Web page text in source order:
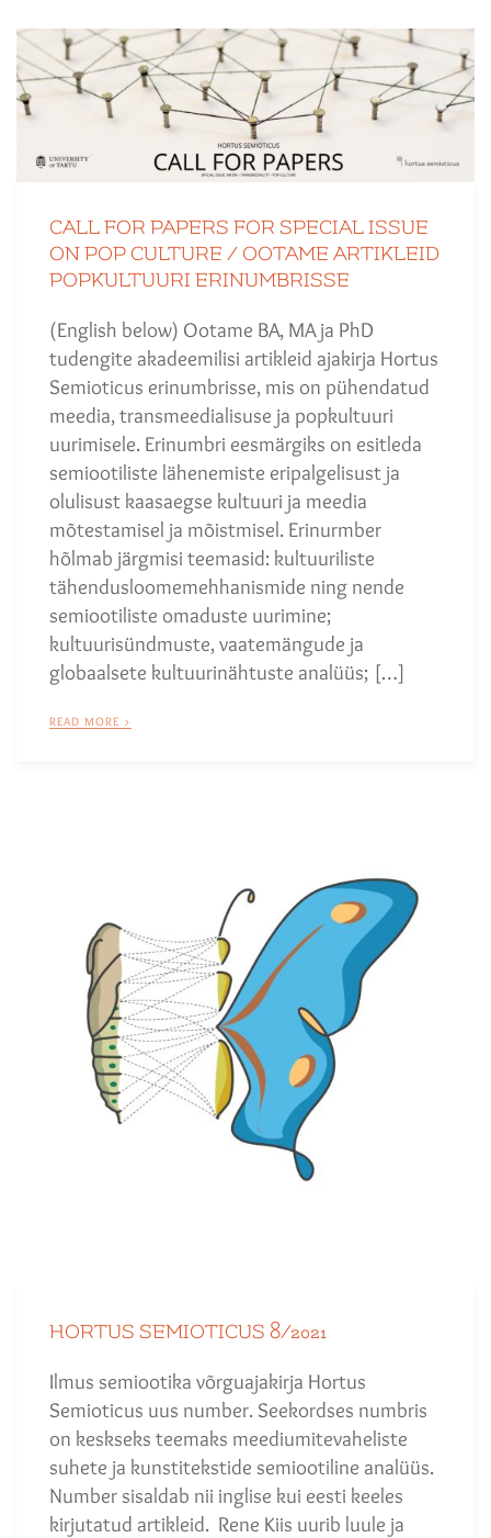
CALL FOR PAPERS FOR SPECIAL ISSUE
ON POP CULTURE / OOTAME ARTIKLEID
POPKULTUURI ERINUMBRISSE
(English below) Ootame BA, MA ja PhD
tudengite akadeemilisi artikleid ajakirja Hortus
Semioticus erinumbrisse, mis on pühendatud
meedia, transmeedialisuse ja popkultuuri
uurimisele. Erinumbri eesmärgiks on esitleda
semiootiliste lähenemiste eripalgelisust ja
olulisust kaasaegse kultuuri ja meedia
mõtestamisel ja mõistmisel. Erinurmber
hõlmab järgmisi teemasid: kultuuriliste
tähendusloomemehhanismide ning nende
semiootiliste omaduste uurimine;
kultuurisündmuste, vaatemängude ja
globaalsete kultuurinähtuste analüüs; […]
READ MORE >
HORTUS SEMIOTICUS 8/2021
Ilmus semiootika võrguajakirja Hortus
Semioticus uus number. Seekordses numbris
on keskseks teemaks meediumitevaheliste
suhete ja kunstitekstide semiootiline analüüs.
Number sisaldab nii inglise kui eesti keeles
kirjutatud artikleid. Rene Kiis uurib luule ja